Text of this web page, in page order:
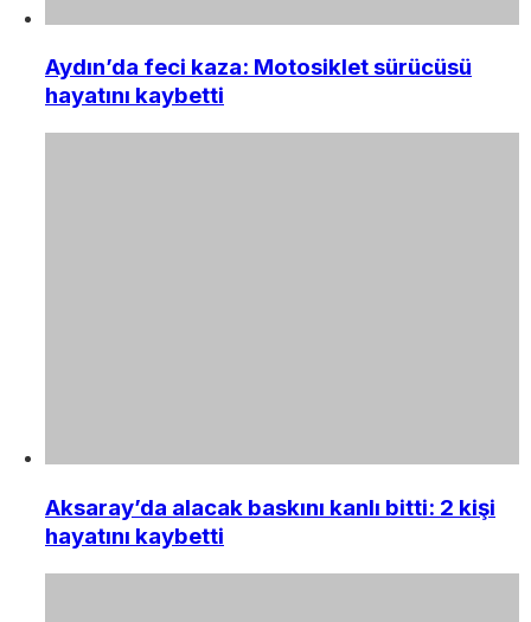
Aydın’da feci kaza: Motosiklet sürücüsü
hayatını kaybetti
Aksaray’da alacak baskını kanlı bitti: 2 kişi
hayatını kaybetti